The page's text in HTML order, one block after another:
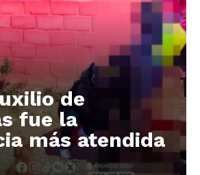
de
fue la
más atendida